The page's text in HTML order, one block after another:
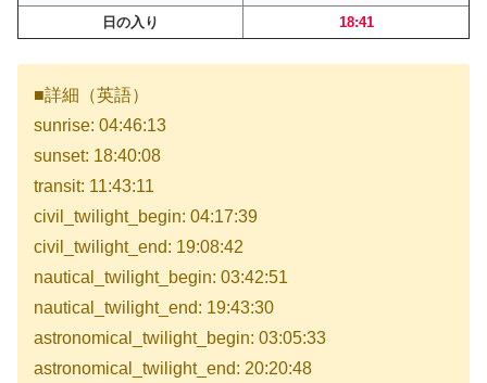
日の入り
18:41
■詳細（英語）
sunrise: 04:46:13
sunset: 18:40:08
transit: 11:43:11
civil_twilight_begin: 04:17:39
civil_twilight_end: 19:08:42
nautical_twilight_begin: 03:42:51
nautical_twilight_end: 19:43:30
astronomical_twilight_begin: 03:05:33
astronomical_twilight_end: 20:20:48